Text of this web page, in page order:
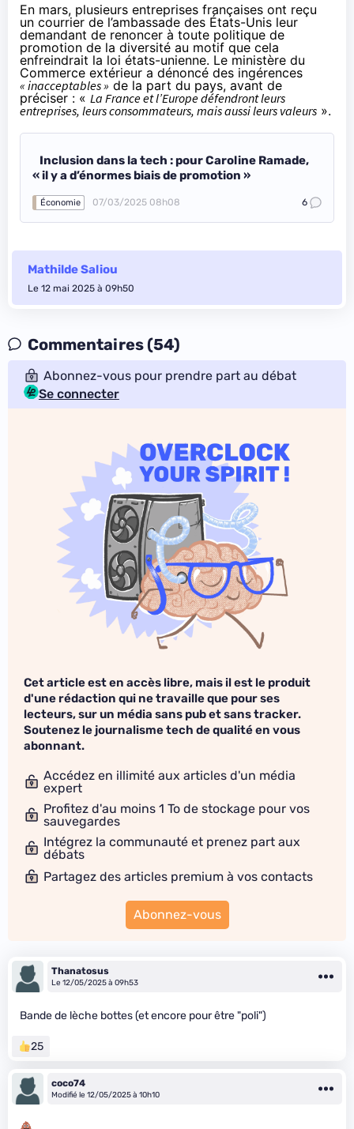
En mars, plusieurs entreprises françaises ont reçu
un courrier de l’ambassade des États-Unis leur
demandant de renoncer à toute politique de
promotion de la diversité au motif que cela
enfreindrait la loi états-unienne. Le ministère du
Commerce extérieur a dénoncé des ingérences
« inacceptables » de la part du pays, avant de
préciser : « La France et l’Europe défendront leurs
entreprises, leurs consommateurs, mais aussi leurs valeurs ».
Inclusion dans la tech : pour Caroline Ramade,
« il y a d’énormes biais de promotion »
Économie 07/03/2025 08h08 6
Mathilde Saliou
Le 12 mai 2025 à 09h50
Commentaires (54)
Abonnez-vous pour prendre part au débat
Se connecter
Cet article est en accès libre, mais il est le produit
d'une rédaction qui ne travaille que pour ses
lecteurs, sur un média sans pub et sans tracker.
Soutenez le journalisme tech de qualité en vous
abonnant.
Accédez en illimité aux articles d'un média
expert
Profitez d'au moins 1 To de stockage pour vos
sauvegardes
Intégrez la communauté et prenez part aux
débats
Partagez des articles premium à vos contacts
Abonnez-vous
Thanatosus
Le 12/05/2025 à 09h53
Bande de lèche bottes (et encore pour être "poli")
25
coco74
Modifié le 12/05/2025 à 10h10